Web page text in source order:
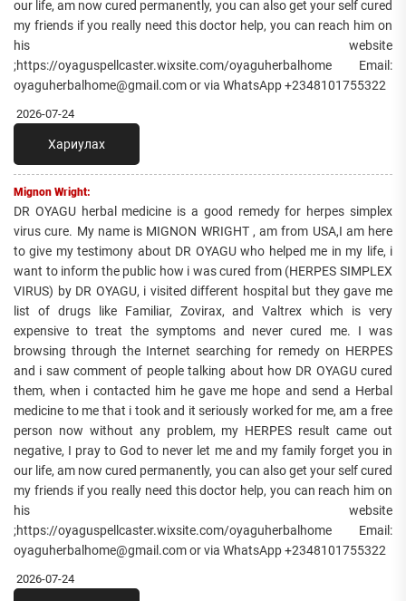
our life, am now cured permanently, you can also get your self cured
my friends if you really need this doctor help, you can reach him on
his website
;https://oyaguspellcaster.wixsite.com/oyaguherbalhome Email:
oyaguherbalhome@gmail.com or via WhatsApp +2348101755322
2026-07-24
Хариулах
Mignon Wright:
DR OYAGU herbal medicine is a good remedy for herpes simplex
virus cure. My name is MIGNON WRIGHT , am from USA,I am here
to give my testimony about DR OYAGU who helped me in my life, i
want to inform the public how i was cured from (HERPES SIMPLEX
VIRUS) by DR OYAGU, i visited different hospital but they gave me
list of drugs like Familiar, Zovirax, and Valtrex which is very
expensive to treat the symptoms and never cured me. I was
browsing through the Internet searching for remedy on HERPES
and i saw comment of people talking about how DR OYAGU cured
them, when i contacted him he gave me hope and send a Herbal
medicine to me that i took and it seriously worked for me, am a free
person now without any problem, my HERPES result came out
negative, I pray to God to never let me and my family forget you in
our life, am now cured permanently, you can also get your self cured
my friends if you really need this doctor help, you can reach him on
his website
;https://oyaguspellcaster.wixsite.com/oyaguherbalhome Email:
oyaguherbalhome@gmail.com or via WhatsApp +2348101755322
2026-07-24